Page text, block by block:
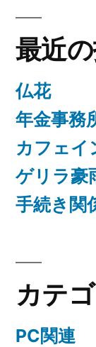
最近
仏花
年金事務
カフェイ
ゲリラ豪
手続き関
カテ
PC関連